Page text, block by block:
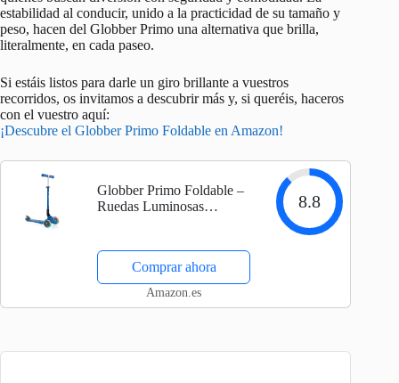
estabilidad al conducir, unido a la practicidad de su tamaño y
peso, hacen del Globber Primo una alternativa que brilla,
literalmente, en cada paseo.
Si estáis listos para darle un giro brillante a vuestros
recorridos, os invitamos a descubrir más y, si queréis, haceros
con el vuestro aquí:
¡Descubre el Globber Primo Foldable en Amazon!
Globber Primo Foldable –
Ruedas Luminosas
8.8
Comprar ahora
Amazon.es